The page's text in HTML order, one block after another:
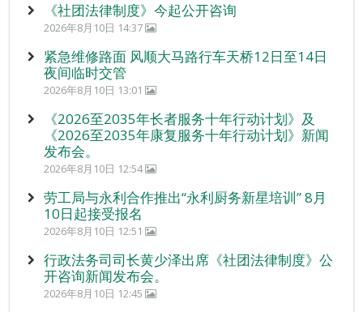
《社团法律制度》今起公开咨询
2026年8月10日 14:37
紧急维修路面 风顺大马路行车天桥12日至14日
夜间临时交管
2026年8月10日 13:01
《2026至2035年长者服务十年行动计划》及
《2026至2035年康复服务十年行动计划》新闻
发布会。
2026年8月10日 12:54
劳工局与永利合作推出“永利厨务新星培训” 8月
10日起接受报名
2026年8月10日 12:51
行政法务司司长黄少泽出席《社团法律制度》公
开咨询新闻发布会。
2026年8月10日 12:45